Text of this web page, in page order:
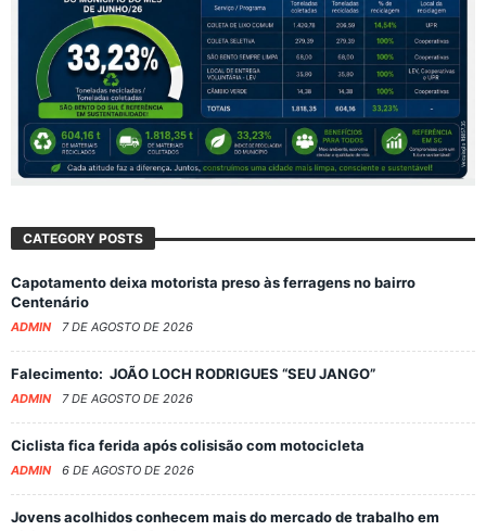
CATEGORY POSTS
Capotamento deixa motorista preso às ferragens no bairro
Centenário
ADMIN 7 DE AGOSTO DE 2026
Falecimento: JOÃO LOCH RODRIGUES “SEU JANGO”
ADMIN 7 DE AGOSTO DE 2026
Ciclista fica ferida após colisisão com motocicleta
ADMIN 6 DE AGOSTO DE 2026
Jovens acolhidos conhecem mais do mercado de trabalho em